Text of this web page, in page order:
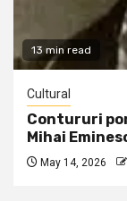
13 min read
Cultural
Contururi
Mihai
May 14, 2026